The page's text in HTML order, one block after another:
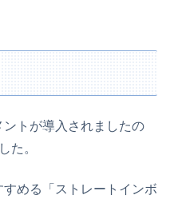
トが導入されましたの
た。
める「ストレートインボ